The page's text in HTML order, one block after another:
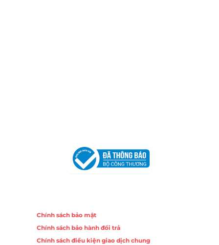
Chính sách bảo mật
Chính sách bảo hành đổi trả
Chính sách điều kiện giao dịch chung